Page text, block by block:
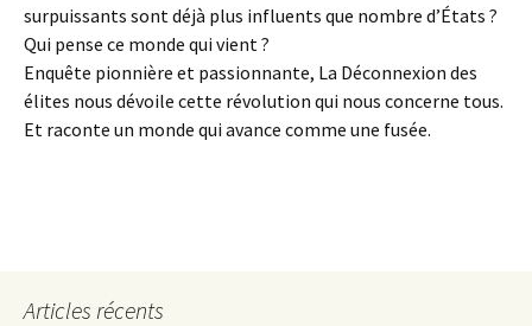
surpuissants sont déjà plus influents que nombre d’États ?
Qui pense ce monde qui vient ?
Enquête pionnière et passionnante, La Déconnexion des
élites nous dévoile cette révolution qui nous concerne tous.
Et raconte un monde qui avance comme une fusée.
Articles récents